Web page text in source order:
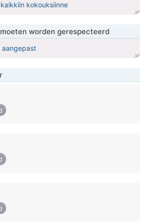
kokouksiinne
worden gerespecteerd
aangepast